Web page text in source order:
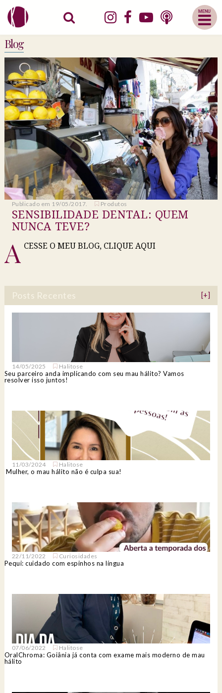
Abrir
Menu
Mobile
Blog
Publicado em 19/05/2017. Produtos
SENSIBILIDADE DENTAL: QUEM
NUNCA TEVE?
A CESSE O MEU BLOG, CLIQUE AQUI
Posts Recentes [+]
14/05/2025 Halitose
Seu parceiro anda implicando com seu mau hálito? Vamos
resolver isso juntos!
11/03/2024 Halitose
Mulher, o mau hálito não é culpa sua!
22/11/2022 Curiosidades
Pequi: cuidado com espinhos na língua
07/06/2022 Halitose
OralChroma: Goiânia já conta com exame mais moderno de mau
hálito